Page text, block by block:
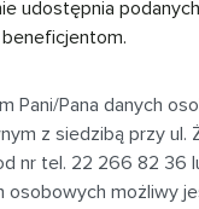
udostępnia
Pani/Pana danych
z siedzibą przyul.
nr tel. 22 266 82 36
osobowych możliwy